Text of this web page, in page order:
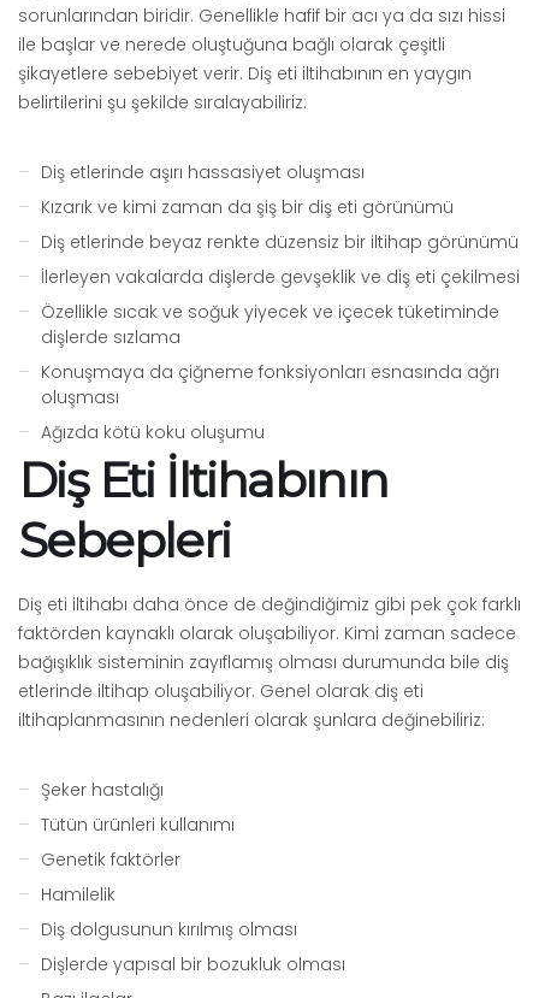
sorunlarından biridir. Genellikle hafif bir acı ya da sızı hissi
ile başlar ve nerede oluştuğuna bağlı olarak çeşitli
şikayetlere sebebiyet verir. Diş eti iltihabının en yaygın
belirtilerini şu şekilde sıralayabiliriz:
Diş etlerinde aşırı hassasiyet oluşması
Kızarık ve kimi zaman da şiş bir diş eti görünümü
Diş etlerinde beyaz renkte düzensiz bir iltihap görünümü
İlerleyen vakalarda dişlerde gevşeklik ve diş eti çekilmesi
Özellikle sıcak ve soğuk yiyecek ve içecek tüketiminde
dişlerde sızlama
Konuşmaya da çiğneme fonksiyonları esnasında ağrı
oluşması
Ağızda kötü koku oluşumu
Diş Eti İltihabının
Sebepleri
Diş eti iltihabı daha önce de değindiğimiz gibi pek çok farklı
faktörden kaynaklı olarak oluşabiliyor. Kimi zaman sadece
bağışıklık sisteminin zayıflamış olması durumunda bile diş
etlerinde iltihap oluşabiliyor. Genel olarak diş eti
iltihaplanmasının nedenleri olarak şunlara değinebiliriz:
Şeker hastalığı
Tütün ürünleri kullanımı
Genetik faktörler
Hamilelik
Diş dolgusunun kırılmış olması
Dişlerde yapısal bir bozukluk olması